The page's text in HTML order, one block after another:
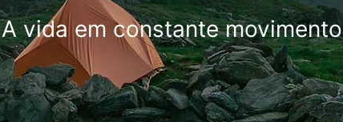
A vida em constante movimento